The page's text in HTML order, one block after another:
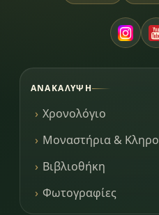
ΑΝΑΚΆΛΥΨΗ
Χρονολόγιο
Μοναστήρια &
Βιβλιοθήκη
Φωτογραφίες